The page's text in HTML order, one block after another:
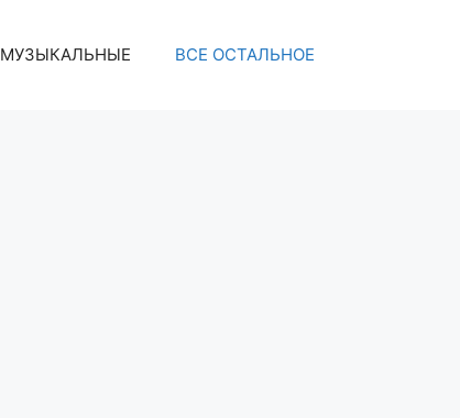
МУЗЫКАЛЬНЫЕ ВСЕ ОСТАЛЬНОЕ